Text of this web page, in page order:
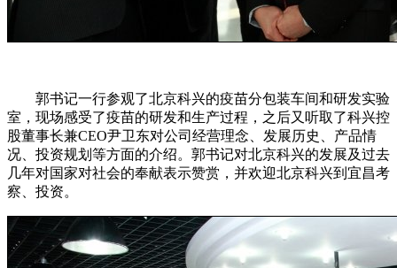
郭书记一行参观了北京科兴的疫苗分包装车间和研发实验
室，现场感受了疫苗的研发和生产过程，之后又听取了科兴控
股董事长兼CEO尹卫东对公司经营理念、发展历史、产品情
况、投资规划等方面的介绍。郭书记对北京科兴的发展及过去
几年对国家对社会的奉献表示赞赏，并欢迎北京科兴到宜昌考
察、投资。